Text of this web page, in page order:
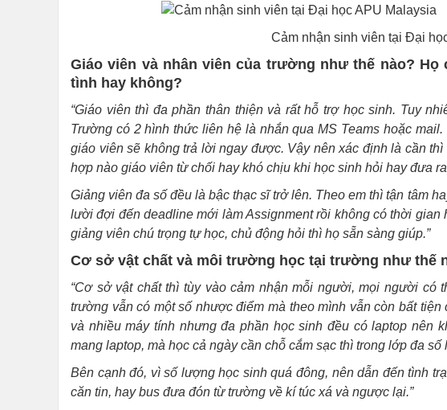
Cảm nhận sinh viên tại Đại
Giáo viên và nhân viên của trường như thế nào?
tình hay không?
“Giáo viên thì đa phần thân thiện và rất hỗ trợ học sinh. Tuy
Trường có 2 hình thức liên hệ là nhắn qua MS Teams hoặc
giáo viên sẽ không trả lời ngay được. Vậy nên xác định là cần
hợp nào giáo viên từ chối hay khó chịu khi học sinh hỏi hay đưa
Giảng viên đa số đều là bậc thạc sĩ trở lên. Theo em thì tận tâm
lười đợi đến deadline mới làm Assignment rồi không có thời
giảng viên chú trọng tự học, chủ động hỏi thì họ sẵn sàng giúp.”
Cơ sở vật chất và môi trường học tại trường như thế
“Cơ sở vật chất thì tùy vào cảm nhận mỗi người, mọi người có
trường vẫn có một số nhược điểm mà theo mình vẫn còn bất
và nhiều máy tính nhưng đa phần học sinh đều có laptop nên
mang laptop, mà học cả ngày cần chỗ cắm sạc thì trong lớp đa số
Bên cạnh đó, vì số lượng học sinh quá đông, nên dẫn đến tình
căn tin, hay bus đưa đón từ trường về kí túc xá và ngược lại.”